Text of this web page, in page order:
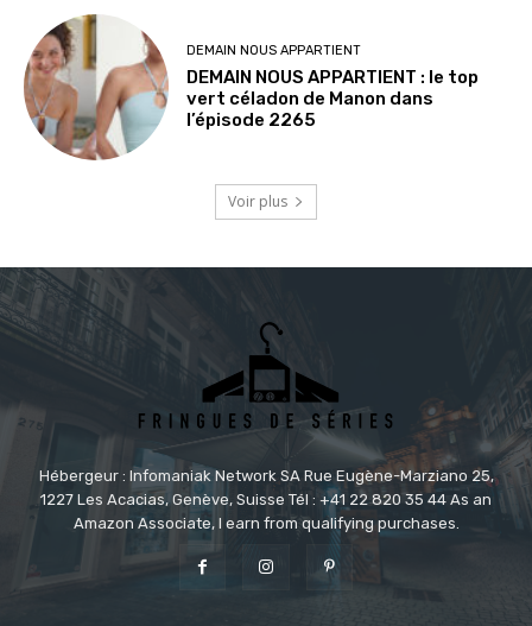
DEMAIN NOUS APPARTIENT
DEMAIN NOUS APPARTIENT : le top
vert céladon de Manon dans
l’épisode 2265
Voir plus
Hébergeur : Infomaniak Network SA Rue Eugène-Marziano 25,
1227 Les Acacias, Genève, Suisse Tél : +41 22 820 35 44 As an
Amazon Associate, I earn from qualifying purchases.